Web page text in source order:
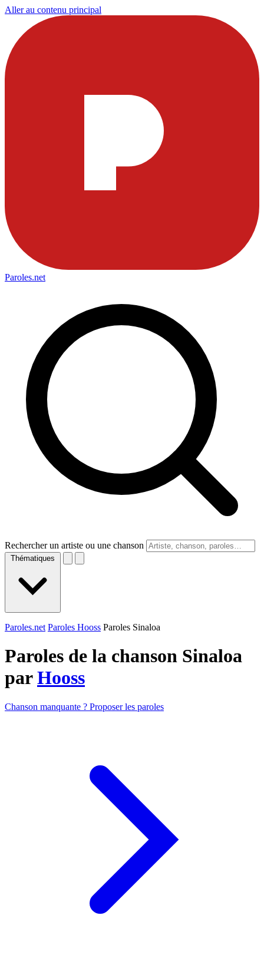
Aller au contenu principal
Paroles.net
Rechercher un artiste ou une chanson
Thématiques
Paroles.net Paroles Hooss Paroles Sinaloa
Paroles de la chanson Sinaloa
parHooss
Chanson manquante ? Proposer les paroles